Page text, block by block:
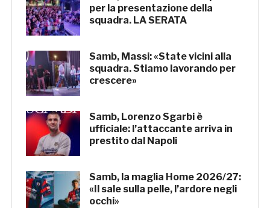
per la presentazione della
squadra. LA SERATA
Samb, Massi: «State vicini alla
squadra. Stiamo lavorando per
crescere»
Samb, Lorenzo Sgarbi è
ufficiale: l’attaccante arriva in
prestito dal Napoli
Samb, la maglia Home 2026/27:
«Il sale sulla pelle, l’ardore negli
occhi»